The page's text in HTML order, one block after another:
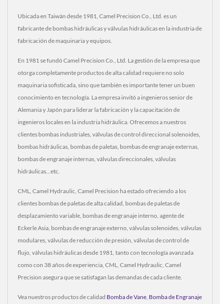
Ubicada en Taiwán desde 1981, Camel Precision Co., Ltd. es un
fabricante de bombas hidráulicas y válvulas hidráulicas en la industria de
fabricación de maquinaria y equipos.
En 1981 se fundó Camel Precision Co., Ltd. La gestión de la empresa que
otorga completamente productos de alta calidad requiere no solo
maquinaria sofisticada, sino que también es importante tener un buen
conocimiento en tecnología. La empresa invitó a ingenieros senior de
Alemania y Japón para liderar la fabricación y la capacitación de
ingenieros locales en la industria hidráulica. Ofrecemos a nuestros
clientes bombas industriales, válvulas de control direccional solenoides,
bombas hidráulicas, bombas de paletas, bombas de engranaje externas,
bombas de engranaje internas, válvulas direccionales, válvulas
hidráulicas...etc.
CML, Camel Hydraulic, Camel Precision ha estado ofreciendo a los
clientes bombas de paletas de alta calidad, bombas de paletas de
desplazamiento variable, bombas de engranaje interno, agente de
Eckerle Asia, bombas de engranaje externo, válvulas solenoides, válvulas
modulares, válvulas de reducción de presión, válvulas de control de
flujo, válvulas hidráulicas desde 1981, tanto con tecnología avanzada
como con 38 años de experiencia, CML, Camel Hydraulic, Camel
Precision asegura que se satisfagan las demandas de cada cliente.
Vea nuestros productos de calidad Bomba de Vane Bomba de Engranaje